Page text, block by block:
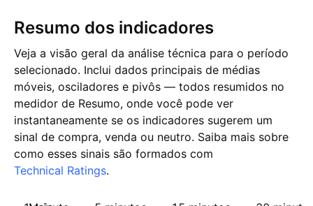
Resumo dos indicadores
Veja a visão geral da análise técnica para o período
selecionado. Inclui dados principais de médias
móveis, osciladores e pivôs — todos resumidos no
medidor de Resumo, onde você pode ver
instantaneamente se os indicadores sugerem um
sinal de compra, venda ou neutro. Saiba mais sobre
como esses sinais são formados com
Technical Ratings.